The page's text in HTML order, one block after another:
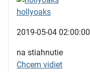
hollyoaks
2019-05-04 02:00:00
na stiahnutie
Chcem vidiet